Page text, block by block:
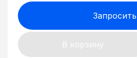
Запросить
В корзину